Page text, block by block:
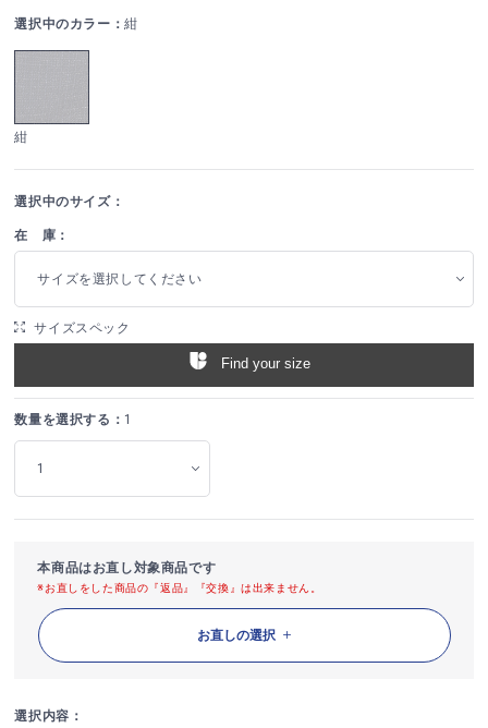
選択中のカラー：紺
紺
選択中のサイズ：
在 庫：
サイズを選択してください
サイズスペック
Find your size
数量を選択する： 1
本商品はお直し対象商品です
※お直しをした商品の『返品』『交換』は出来ません。
お直しの選択
選択内容：